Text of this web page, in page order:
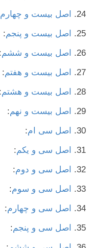
اصل بیست و چهارم:
اصل بیست و پنجم:
اصل بیست و ششم:
اصل بیست و هفتم:
اصل بیست و هشتم:
اصل بیست و نهم:
اصل سی ام:
اصل سی و یکم:
اصل سی و دوم:
اصل سی و سوم:
اصل سی و چهارم:
اصل سی و پنجم: